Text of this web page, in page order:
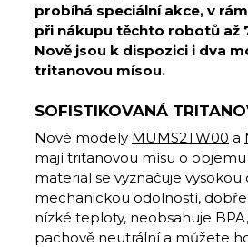
probíhá speciální akce, v
při nákupu těchto robotů až
Nově jsou k dispozici i dva
tritanovou mísou.
SOFISTIKOVANÁ
Nové modely MUMS2TW00 a
mají tritanovou mísu o objemu
materiál se vyznačuje
mechanickou odolností, dobře
nízké teploty, neobsahuje
pachově neutrální a můžete